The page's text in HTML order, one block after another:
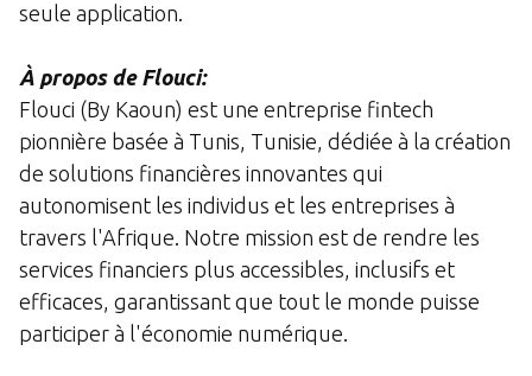
seule application.
À propos de Flouci:
Flouci (By Kaoun) est une entreprise fintech
pionnière basée à Tunis, Tunisie, dédiée à la création
de solutions financières innovantes qui
autonomisent les individus et les entreprises à
travers l'Afrique. Notre mission est de rendre les
services financiers plus accessibles, inclusifs et
efficaces, garantissant que tout le monde puisse
participer à l'économie numérique.